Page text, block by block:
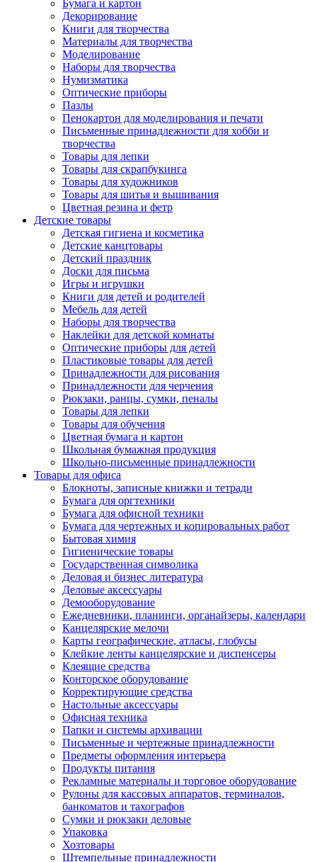
Бумага и картон
Декорирование
Книги для творчества
Материалы для творчества
Моделирование
Наборы для творчества
Нумизматика
Оптические приборы
Пазлы
Пенокартон для моделирования и печати
Письменные принадлежности для хобби и
творчества
Товары для лепки
Товары для скрапбукинга
Товары для художников
Товары для шитья и вышивания
Цветная резина и фетр
Детские товары
Детская гигиена и косметика
Детские канцтовары
Детский праздник
Доски для письма
Игры и игрушки
Книги для детей и родителей
Мебель для детей
Наборы для творчества
Наклейки для детской комнаты
Оптические приборы для детей
Пластиковые товары для детей
Принадлежности для рисования
Принадлежности для черчения
Рюкзаки, ранцы, сумки, пеналы
Товары для лепки
Товары для обучения
Цветная бумага и картон
Школьная бумажная продукция
Школьно-письменные принадлежности
Товары для офиса
Блокноты, записные книжки и тетради
Бумага для оргтехники
Бумага для офисной техники
Бумага для чертежных и копировальных работ
Бытовая химия
Гигиенические товары
Государственная символика
Деловая и бизнес литература
Деловые аксессуары
Демооборудование
Ежедневники, планинги, органайзеры, календари
Канцелярские мелочи
Карты географические, атласы, глобусы
Клейкие ленты канцелярские и диспенсеры
Клеящие средства
Конторское оборудование
Корректирующие средства
Настольные аксессуары
Офисная техника
Папки и системы архивации
Письменные и чертежные принадлежности
Предметы оформления интерьера
Продукты питания
Рекламные материалы и торговое оборудование
Рулоны для кассовых аппаратов, терминалов,
банкоматов и тахографов
Сумки и рюкзаки деловые
Упаковка
Хозтовары
Штемпельные принадлежности